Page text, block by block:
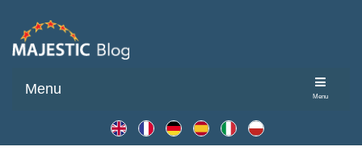
Menu
Menu